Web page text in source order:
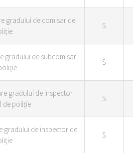
gradului de comisar de
S
gradului de subcomisar
S
gradului de inspector
de poliţie
S
gradului de inspector de
S